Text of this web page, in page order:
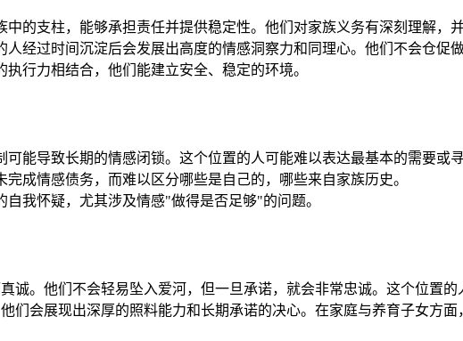
中的支柱，能够承担责任并提供稳定性。他们对家族义务有深刻理解，
人经过时间沉淀后会发展出高度的情感洞察力和同理心。他们不会仓促做
执行力相结合，他们能建立安全、稳定的环境。
可能导致长期的情感闭锁。这个位置的人可能难以表达最基本的需要或寻
完成情感债务，而难以区分哪些是自己的，哪些来自家族历史。
自我怀疑，尤其涉及情感"做得是否足够"的问题。
诚。他们不会轻易坠入爱河，但一旦承诺，就会非常忠诚。这个位置
们会展现出深厚的照料能力和长期承诺的决心。在家庭与养育子女方